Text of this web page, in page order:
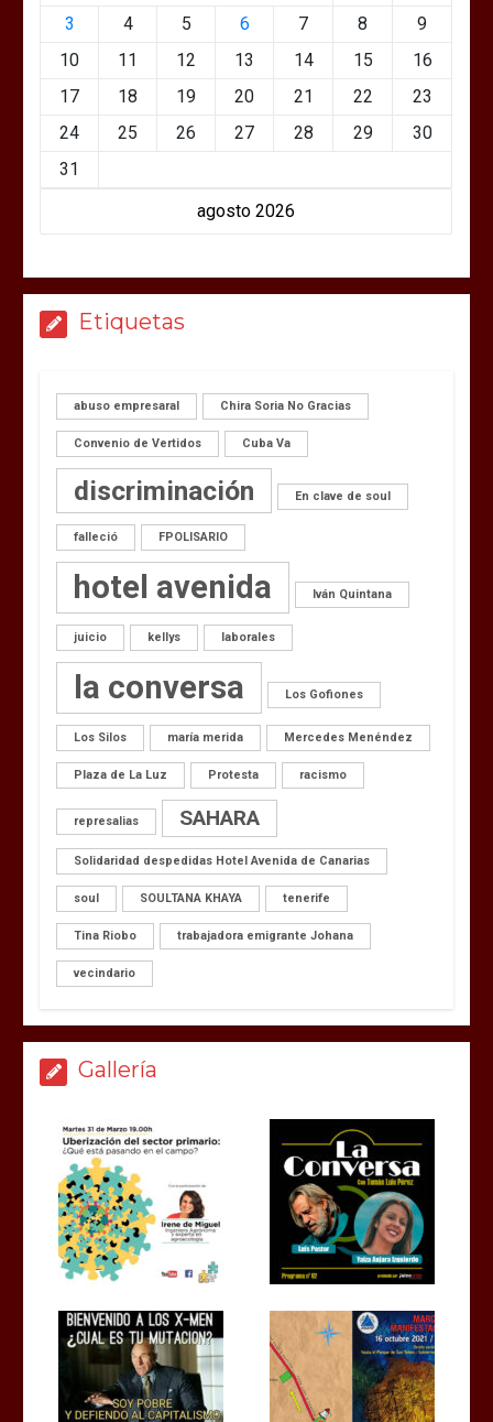
agosto 2026
3
4 5 6 7 8
9
10
11 12 13 14 15
16
17
18 19 20 21 22
23
24
25 26 27 28 29
30
31
Etiquetas
abuso empresaral Chira Soria No Gracias
Convenio de Vertidos Cuba Va
discriminación En clave de soul
falleció FPOLISARIO
hotel avenida Iván Quintana
juicio kellys laborales
la conversa Los Gofiones
Los Silos maría merida Mercedes Menéndez
Plaza de La Luz Protesta racismo
represalias SAHARA
Solidaridad despedidas Hotel Avenida de Canarias
soul SOULTANA KHAYA tenerife
Tina Riobo trabajadora emigrante Johana
vecindario
Gallería